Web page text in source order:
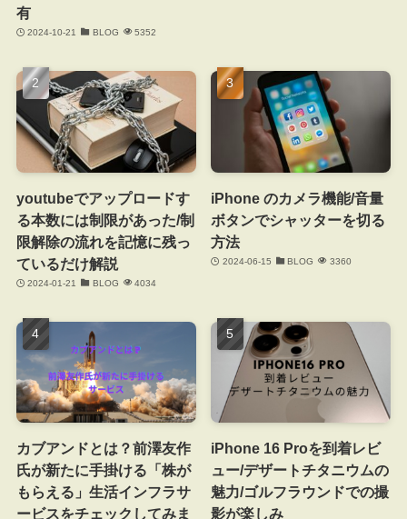
有
2024-10-21 BLOG 5352
youtubeでアップロードす
る本数には制限があった/制
限解除の流れを記憶に残っ
ているだけ解説
2024-01-21 BLOG 4034
iPhone のカメラ機能/音量
ボタンでシャッターを切る
方法
2024-06-15 BLOG 3360
カブアンドとは？前澤友作
氏が新たに手掛ける「株が
もらえる」生活インフラサ
ービスをチェックしてみま
iPhone 16 Proを到着レビ
ュー/デザートチタニウムの
魅力/ゴルフラウンドでの撮
影が楽しみ